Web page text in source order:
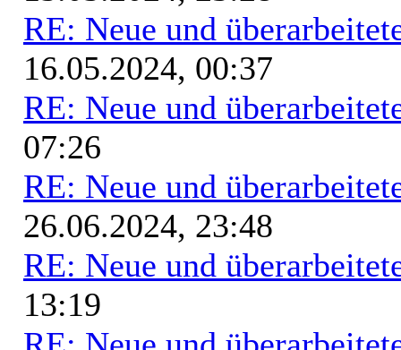
RE: Neue und
16.05.2024, 00:37
RE: Neue und
07:26
RE: Neue und
26.06.2024, 23:48
RE: Neue und
13:19